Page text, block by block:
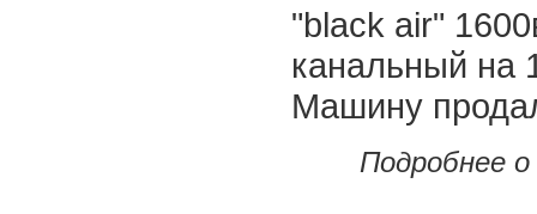
"black air"
канальный на
Машину
Подробнее